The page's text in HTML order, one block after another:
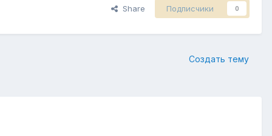
Share Подписчики 0
Создать тему